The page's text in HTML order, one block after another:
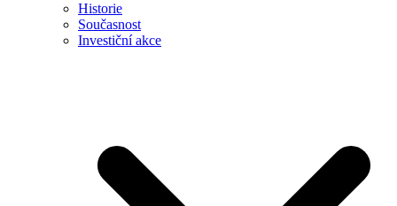
Historie
Současnost
Investiční akce